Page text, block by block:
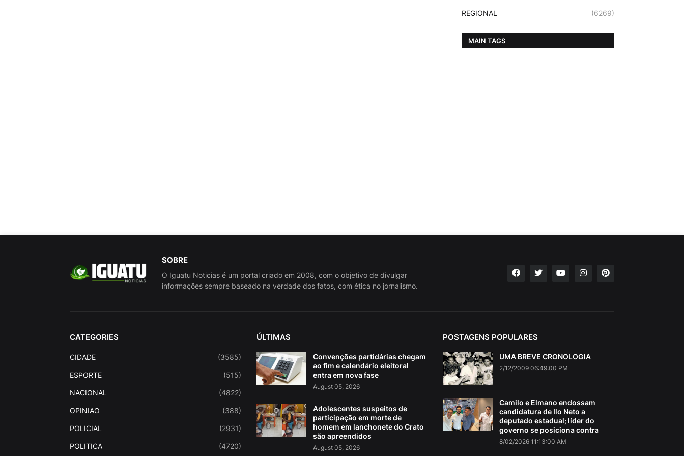
REGIONAL (6269)
MAIN TAGS
SOBRE
O Iguatu Noticias é um portal criado em 2008, com o objetivo de divulgar
informações sempre baseado na verdade dos fatos, com ética no jornalismo.
CATEGORIES
CIDADE (3585)
ESPORTE (515)
NACIONAL (4822)
OPINIAO (388)
POLICIAL (2931)
POLITICA (4720)
ÚLTIMAS
Convenções partidárias chegam
ao fim e calendário eleitoral
entra em nova fase
August 05, 2026
Adolescentes suspeitos de
participação em morte de
homem em lanchonete do Crato
são apreendidos
August 05, 2026
POSTAGENS POPULARES
UMA BREVE CRONOLOGIA
2/12/2009 06:49:00 PM
Camilo e Elmano endossam
candidatura de Ilo Neto a
deputado estadual; líder do
governo se posiciona contra
8/02/2026 11:13:00 AM